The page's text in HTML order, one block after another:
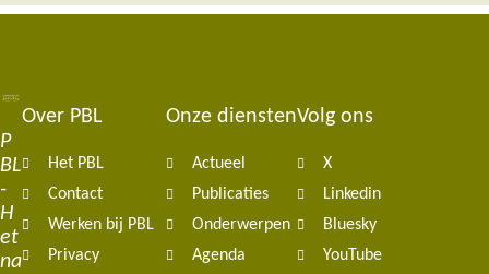
P
BL
-
H
et
na
Footer
navigation
Over PBL
Het PBL
Contact
Werken bij PBL
Privacy
Onze diensten
Actueel
Publicaties
Onderwerpen
Agenda
Volg ons
X
Linkedin
Bluesky
YouTube